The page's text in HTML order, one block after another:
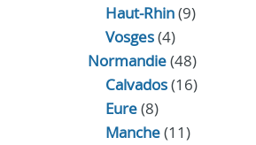
Haut-Rhin(9)
Vosges(4)
Normandie(48)
Calvados(16)
Eure(8)
Manche(11)